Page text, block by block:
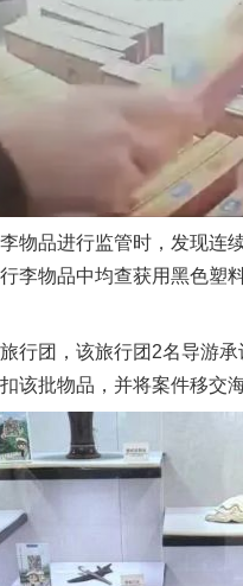
品进行监管时，发现连
李物品中均查获用黑色塑
团，该旅行团2名导游承
该批物品，并将案件移交